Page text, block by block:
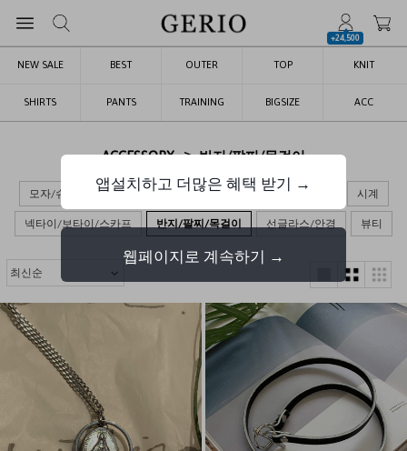
+24,500
NEW SALE BEST OUTER TOP KNIT
SHIRTS PANTS TRAINING BIGSIZE ACC
ACCESSORY > 반지/팔찌/목걸이
모자/슈즈 가방 장갑/목도리/양말 벨트/지갑/키링 시계
넥타이/보타이/스카프 반지/팔찌/목걸이 선글라스/안경 뷰티
앱설치하고 더많은 혜택 받기 →
웹페이지로 계속하기 →